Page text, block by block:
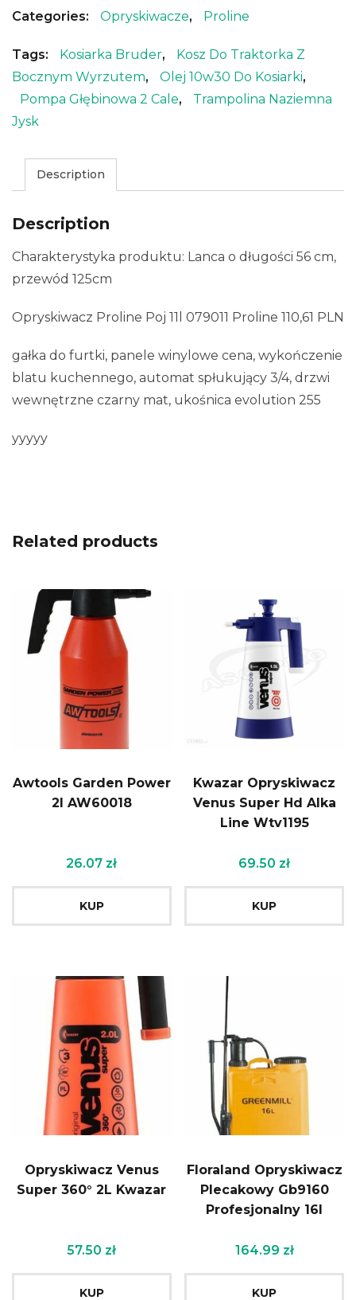
Categories: Opryskiwacze, Proline
Tags: Kosiarka Bruder,
Kosz Do Traktorka Z
Bocznym Wyrzutem, Olej 10w30 Do Kosiarki,
Pompa Głębinowa 2 Cale,
Trampolina Naziemna
Jysk
Description
Description
Charakterystyka produktu: Lanca o długości 56 cm,
przewód 125cm
Opryskiwacz Proline Poj 11l 079011 Proline 110,61 PLN
gałka do furtki, panele winylowe cena, wykończenie
blatu kuchennego, automat spłukujący 3/4, drzwi
wewnętrzne czarny mat, ukośnica evolution 255
yyyyy
Related products
Awtools Garden Power
2l AW60018
26.07 zł
KUP
Kwazar Opryskiwacz
Venus Super Hd Alka
Line Wtv1195
69.50 zł
KUP
Opryskiwacz Venus
Super 360° 2L Kwazar
57.50 zł
KUP
Floraland Opryskiwacz
Plecakowy Gb9160
Profesjonalny 16l
164.99 zł
KUP